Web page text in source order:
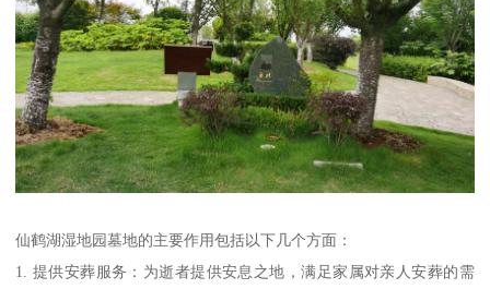
仙鹤湖湿地园墓地的主要作用包括以下几个方面：
1. 提供安葬服务：为逝者提供安息之地，满足家属对亲人安葬的需